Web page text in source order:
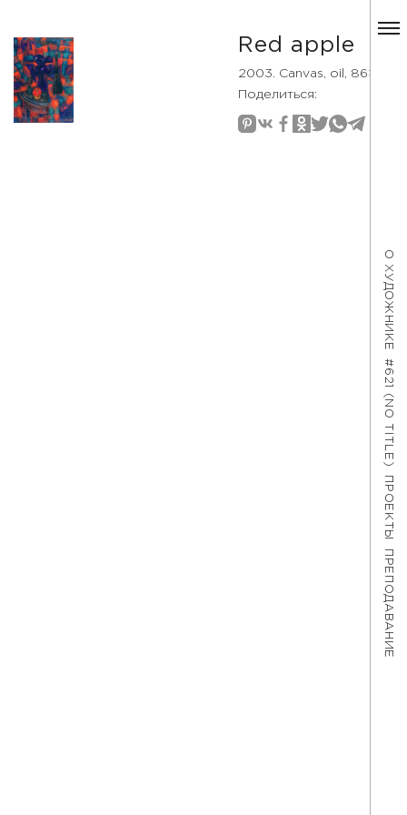
О ХУДОЖНИКЕ
#621 (NO TITLE)
ПРОЕКТЫ
ПРЕПОДАВАНИЕ
Red аpple
2003. Canvas, oil, 86×60
Поделиться: